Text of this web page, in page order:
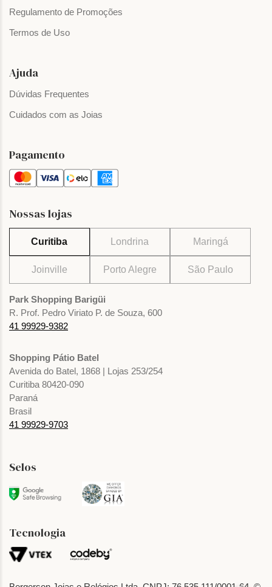
Regulamento de Promoções
Termos de Uso
Ajuda
Dúvidas Frequentes
Cuidados com as Joias
Pagamento
Nossas lojas
Curitiba Londrina Maringá
Joinville Porto Alegre São Paulo
Park Shopping Barigüi
R. Prof. Pedro Viriato P. de Souza, 600
41 99929-9382
Shopping Pátio Batel
Avenida do Batel, 1868 | Lojas 253/254
Curitiba 80420-090
Paraná
Brasil
41 99929-9703
Selos
Tecnologia